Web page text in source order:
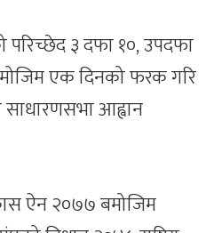
परिच्छेद ३ दफा १०, उपदफा
एक दिनको फरक गरि
आह्वान
ऐन २०७७ बमोजिम